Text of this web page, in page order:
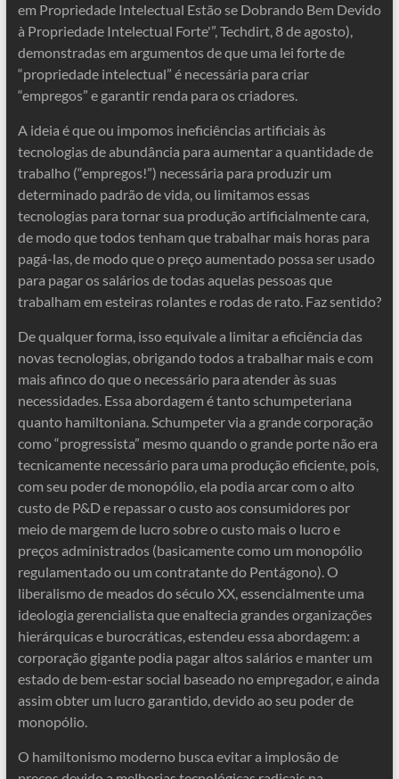
em Propriedade Intelectual Estão se Dobrando Bem Devido
à Propriedade Intelectual Forte'”, Techdirt, 8 de agosto),
demonstradas em argumentos de que uma lei forte de
“propriedade intelectual” é necessária para criar
“empregos” e garantir renda para os criadores.
A ideia é que ou impomos ineficiências artificiais às
tecnologias de abundância para aumentar a quantidade de
trabalho (“empregos!”) necessária para produzir um
determinado padrão de vida, ou limitamos essas
tecnologias para tornar sua produção artificialmente cara,
de modo que todos tenham que trabalhar mais horas para
pagá-las, de modo que o preço aumentado possa ser usado
para pagar os salários de todas aquelas pessoas que
trabalham em esteiras rolantes e rodas de rato. Faz sentido?
De qualquer forma, isso equivale a limitar a eficiência das
novas tecnologias, obrigando todos a trabalhar mais e com
mais afinco do que o necessário para atender às suas
necessidades. Essa abordagem é tanto schumpeteriana
quanto hamiltoniana. Schumpeter via a grande corporação
como “progressista” mesmo quando o grande porte não era
tecnicamente necessário para uma produção eficiente, pois,
com seu poder de monopólio, ela podia arcar com o alto
custo de P&D e repassar o custo aos consumidores por
meio de margem de lucro sobre o custo mais o lucro e
preços administrados (basicamente como um monopólio
regulamentado ou um contratante do Pentágono). O
liberalismo de meados do século XX, essencialmente uma
ideologia gerencialista que enaltecia grandes organizações
hierárquicas e burocráticas, estendeu essa abordagem: a
corporação gigante podia pagar altos salários e manter um
estado de bem-estar social baseado no empregador, e ainda
assim obter um lucro garantido, devido ao seu poder de
monopólio.
O hamiltonismo moderno busca evitar a implosão de